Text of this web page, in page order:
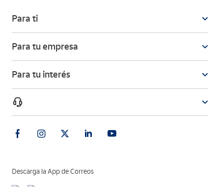
Para ti
Para tu empresa
Para tu interés
Descarga la App de Correos